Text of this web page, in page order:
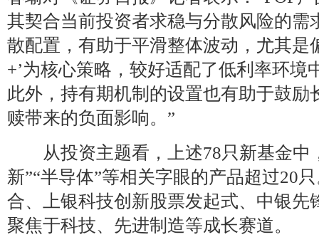
其契合当前投资者求稳与分散风险的需
散配置，有助于平滑整体波动，尤其是
+’为核心策略，较好适配了低利率环境
此外，持有期机制的设置也有助于鼓励
赎带来的负面影响。”
从投资主题看，上述78只新基金中
新”“半导体”等相关字眼的产品超过20
合、上银科技创新股票发起式、中银先
聚焦于科技、先进制造等成长赛道。